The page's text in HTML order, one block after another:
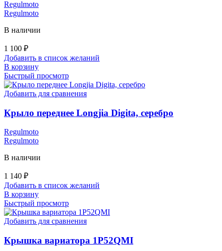
Regulmoto
Regulmoto
В наличии
1 100 ₽
Добавить в список желаний
В корзину
Быстрый просмотр
Добавить для сравнения
Крыло переднее Longjia Digita, серебро
Regulmoto
Regulmoto
В наличии
1 140 ₽
Добавить в список желаний
В корзину
Быстрый просмотр
Добавить для сравнения
Крышка вариатора 1P52QMI